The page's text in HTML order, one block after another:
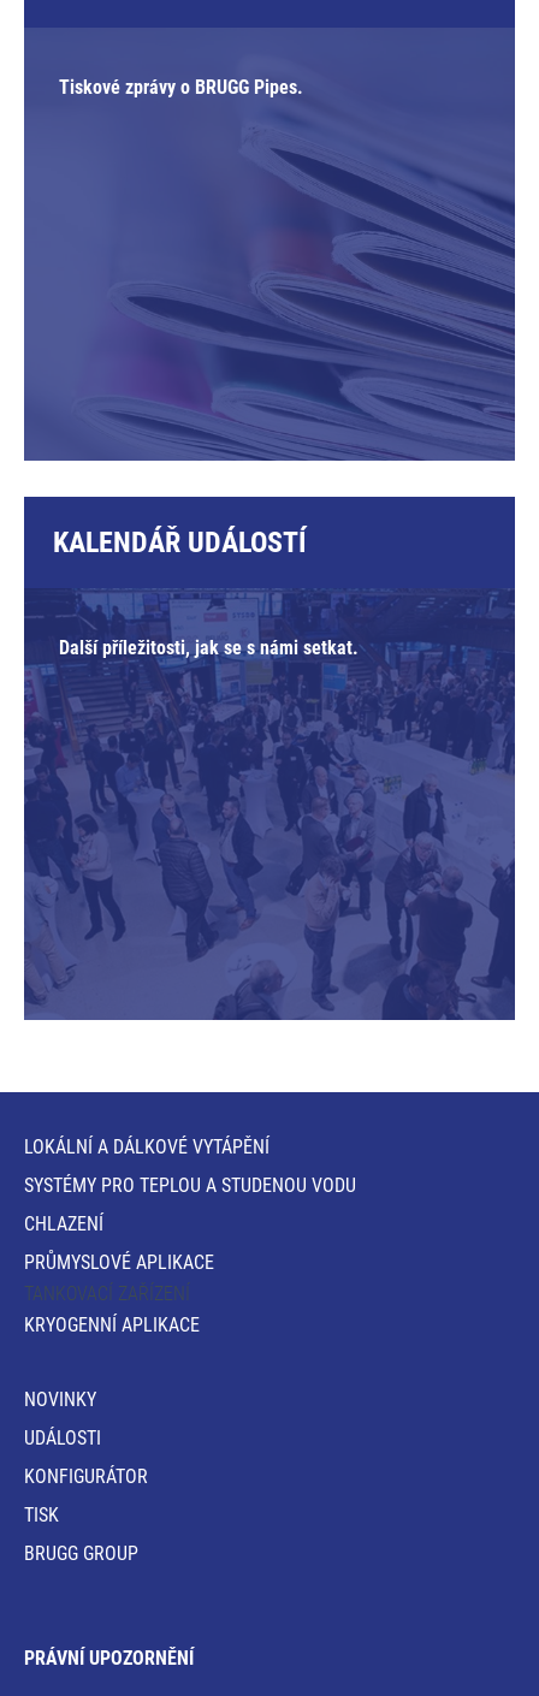
Tiskové zprávy o BRUGG Pipes.
KALENDÁŘ UDÁLOSTÍ
Další příležitosti, jak se s námi setkat.
LOKÁLNÍ A DÁLKOVÉ VYTÁPĚNÍ
SYSTÉMY PRO TEPLOU A STUDENOU VODU
CHLAZENÍ
PRŮMYSLOVÉ APLIKACE
TANKOVACÍ ZAŘÍZENÍ
KRYOGENNÍ APLIKACE
NOVINKY
UDÁLOSTI
KONFIGURÁTOR
TISK
BRUGG GROUP
PRÁVNÍ UPOZORNĚNÍ